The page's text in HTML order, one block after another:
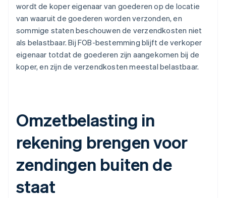
wordt de koper eigenaar van goederen op de locatie
van waaruit de goederen worden verzonden, en
sommige staten beschouwen de verzendkosten niet
als belastbaar. Bij FOB-bestemming blijft de verkoper
eigenaar totdat de goederen zijn aangekomen bij de
koper, en zijn de verzendkosten meestal belastbaar.
Omzetbelasting in
rekening brengen voor
zendingen buiten de
staat